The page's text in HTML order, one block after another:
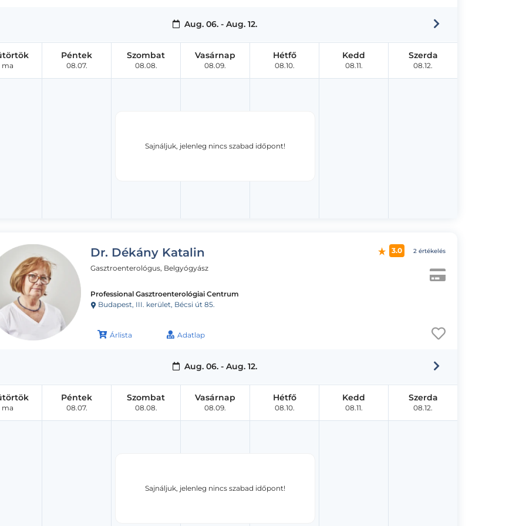
Aug. 06. - Aug. 12.
Sajnáljuk, jelenleg nincs szabad időpont!
ma
Péntek
08.07.
Szombat
08.08.
Vasárnap
08.09.
Hétfő
08.10.
Kedd
08.11.
Szerda
08.12.
Dr. Dékány Katalin
Gasztroenterológus, Belgyógyász
Professional Gasztroenterológiai Centrum
Budapest, III. kerület, Bécsi út 85.
Árlista Adatlap
3.0 2 értékelés
Aug. 06. - Aug. 12.
Sajnáljuk, jelenleg nincs szabad időpont!
ma
Péntek
08.07.
Szombat
08.08.
Vasárnap
08.09.
Hétfő
08.10.
Kedd
08.11.
Szerda
08.12.